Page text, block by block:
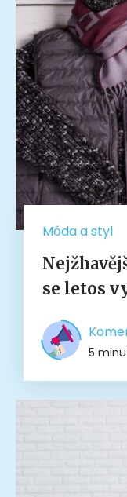
Móda a styl
se letos
5